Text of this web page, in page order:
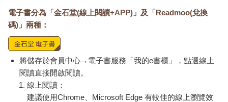
電子書分為「金石堂(線上閱讀+APP)」及「Readmoo(兌換
碼)」兩種：
將儲存於會員中心→電子書服務「我的e書櫃」，點選線上
閱讀直接開啟閱讀。
線上閱讀：
建議使用Chrome、Microsoft Edge 有較佳的線上瀏覽效